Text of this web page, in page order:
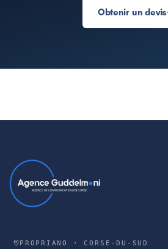
Obtenir un devis
PROPRIANO · CORSE-DU-SUD